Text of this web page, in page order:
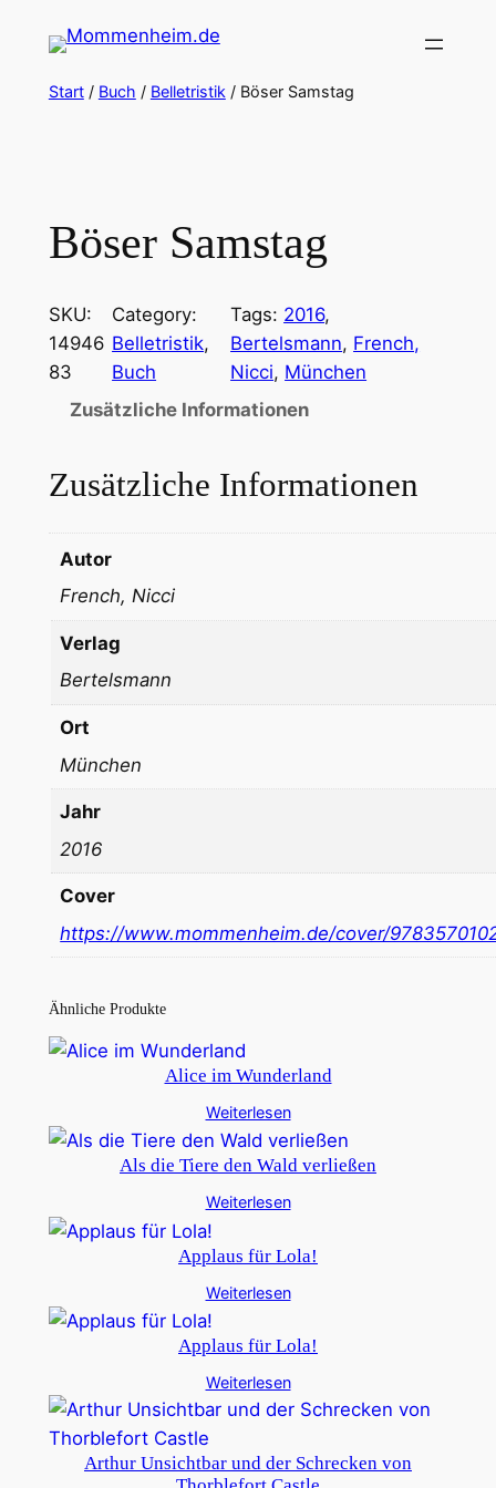
Inhalt
springen
Start/ Buch / Belletristik / Böser Samstag
Böser Samstag
SKU:
14946
83
Category:
Belletristik
Buch
Tags: 2016
Bertelsmann, French,
Nicci, München
Zusätzliche Informationen
Zusätzliche Informationen
Autor
French, Nicci
Verlag
Bertelsmann
Ort
München
Jahr
2016
Cover
https://www.mommenheim.de/cover/
Ähnliche Produkte
Alice im Wunderland
Weiterlesen
Als die Tiere den Wald verließen
Weiterlesen
Applaus für Lola!
Weiterlesen
Applaus für Lola!
Weiterlesen
Arthur Unsichtbar und der Schrecken von